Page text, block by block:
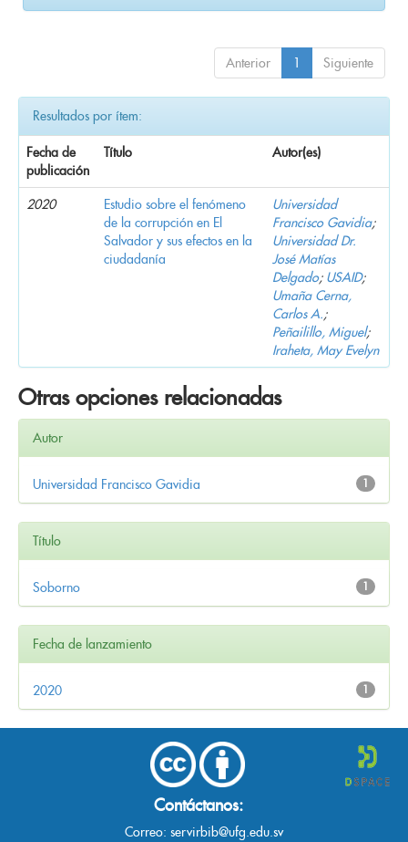
Anterior 1 Siguiente
Resultados por ítem:
Fecha de
publicación
Título Autor(es)
2020
Estudio sobre el fenómeno
de la corrupción en El
Salvador y sus efectos en la
ciudadanía
Universidad
Francisco Gavidia;
Universidad Dr.
José Matías
Delgado; USAID;
Umaña Cerna,
Carlos A.;
Peñailillo, Miguel;
Iraheta, May Evelyn
Otras opciones relacionadas
Autor
1
Universidad Francisco Gavidia
Título
1
Soborno
Fecha de lanzamiento
1
2020
Contáctanos:
Correo: servirbib@ufg.edu.sv